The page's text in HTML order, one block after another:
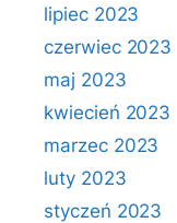
lipiec 2023
czerwiec 2023
maj 2023
kwiecień 2023
marzec 2023
luty 2023
styczeń 2023